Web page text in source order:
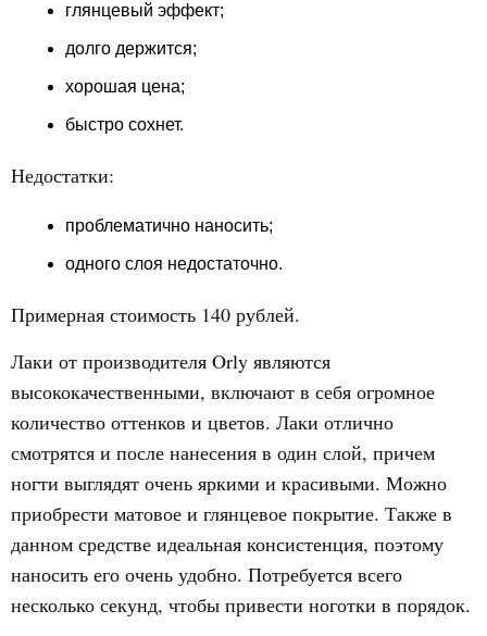
глянцевый эффект;
долго держится;
хорошая цена;
быстро сохнет.
Недостатки:
проблематично наносить;
одного слоя недостаточно.
Примерная стоимость 140 рублей.
Лаки от производителя Orly являются
высококачественными, включают в себя огромное
количество оттенков и цветов. Лаки отлично
смотрятся и после нанесения в один слой, причем
ногти выглядят очень яркими и красивыми. Можно
приобрести матовое и глянцевое покрытие. Также в
данном средстве идеальная консистенция, поэтому
наносить его очень удобно. Потребуется всего
несколько секунд, чтобы привести ноготки в порядок.